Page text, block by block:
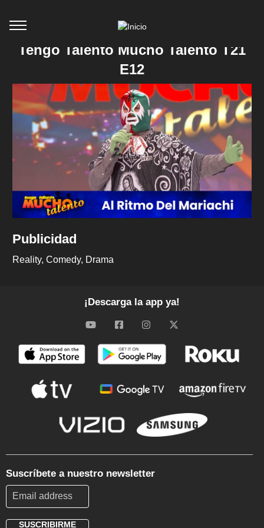
Tengo Talento Mucho Talento T21
E12
Publicidad
Reality Comedy Drama
¡Descarga la app ya!
Suscríbete a nuestro newsletter
SUSCRIBIRME